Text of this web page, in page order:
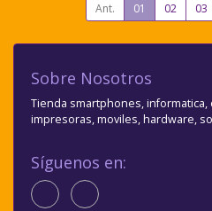
Ant. 01 02 03
Sobre Nosotros
Tienda smartphones,
impresoras, moviles, hardware,
Síguenos en: